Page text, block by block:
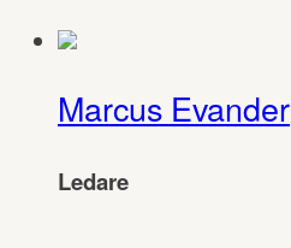
Marcus Evander
Ledare